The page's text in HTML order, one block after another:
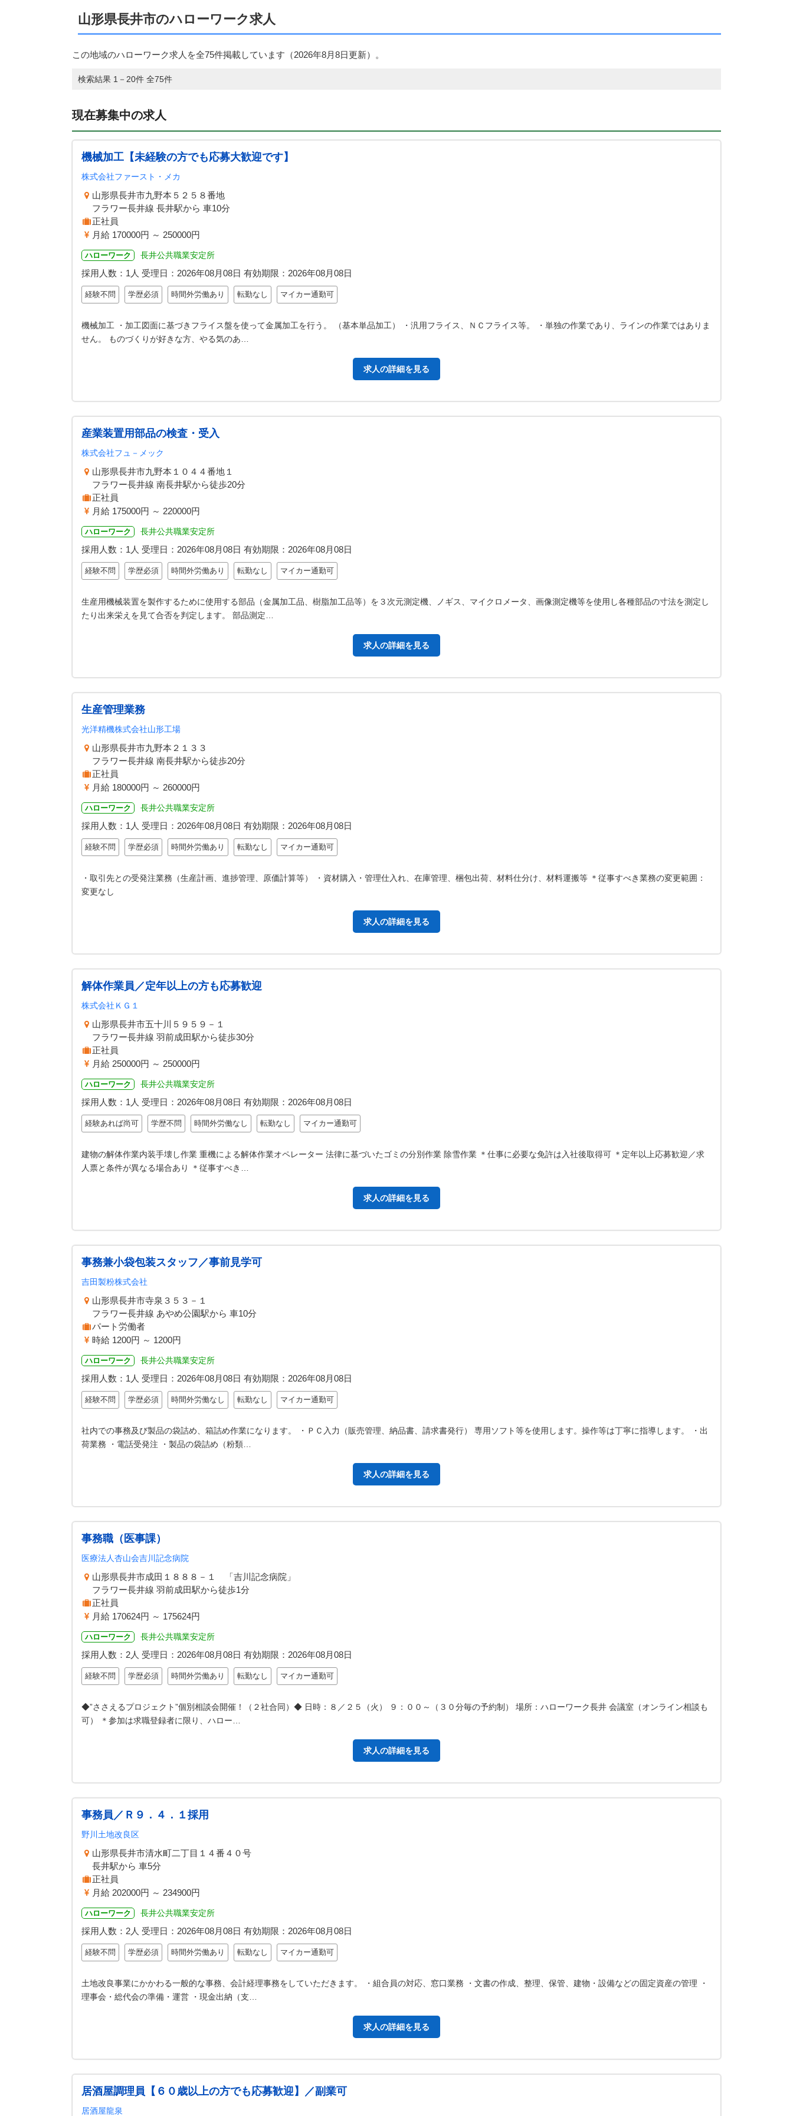
山形県長井市のハローワーク求人
この地域のハローワーク求人を全75件掲載しています（2026年8月8日更新）。
検索結果 1－20件 全75件
現在募集中の求人
機械加工【未経験の方でも応募大歓迎です】
株式会社ファースト・メカ
山形県長井市九野本５２５８番地
フラワー長井線 長井駅から 車10分
正社員
月給 170000円 ～ 250000円
ハローワーク 長井公共職業安定所
採用人数：1人 受理日： 2026年08月08日 有効期限： 2026年08月08日
経験不問 学歴必須 時間外労働あり 転勤なし マイカー通勤可
機械加工 ・加工図面に基づきフライス盤を使って金属加工を行う。 （基本単品加工） ・汎用フライス、ＮＣフライス等。 ・単独の作業であり、ラインの作業ではありま
せん。 ものづくりが好きな方、やる気のあ…
求人の詳細を見る
産業装置用部品の検査・受入
株式会社フュ－メック
山形県長井市九野本１０４４番地１
フラワー長井線 南長井駅から徒歩20分
正社員
月給 175000円 ～ 220000円
ハローワーク 長井公共職業安定所
採用人数：1人 受理日： 2026年08月08日 有効期限： 2026年08月08日
経験不問 学歴必須 時間外労働あり 転勤なし マイカー通勤可
生産用機械装置を製作するために使用する部品（金属加工品、樹脂加工品等）を３次元測定機、ノギス、マイクロメータ、画像測定機等を使用し各種部品の寸法を測定し
たり出来栄えを見て合否を判定します。 部品測定…
求人の詳細を見る
生産管理業務
光洋精機株式会社山形工場
山形県長井市九野本２１３３
フラワー長井線 南長井駅から徒歩20分
正社員
月給 180000円 ～ 260000円
ハローワーク 長井公共職業安定所
採用人数：1人 受理日： 2026年08月08日 有効期限： 2026年08月08日
経験不問 学歴必須 時間外労働あり 転勤なし マイカー通勤可
・取引先との受発注業務（生産計画、進捗管理、原価計算等） ・資材購入・管理仕入れ、在庫管理、梱包出荷、材料仕分け、材料運搬等 ＊従事すべき業務の変更範囲：
変更なし
求人の詳細を見る
解体作業員／定年以上の方も応募歓迎
株式会社ＫＧ１
山形県長井市五十川５９５９－１
フラワー長井線 羽前成田駅から徒歩30分
正社員
月給 250000円 ～ 250000円
ハローワーク 長井公共職業安定所
採用人数：1人 受理日： 2026年08月08日 有効期限： 2026年08月08日
経験あれば尚可 学歴不問 時間外労働なし 転勤なし マイカー通勤可
建物の解体作業内装手壊し作業 重機による解体作業オペレーター 法律に基づいたゴミの分別作業 除雪作業 ＊仕事に必要な免許は入社後取得可 ＊定年以上応募歓迎／求
人票と条件が異なる場合あり ＊従事すべき…
求人の詳細を見る
事務兼小袋包装スタッフ／事前見学可
吉田製粉株式会社
山形県長井市寺泉３５３－１
フラワー長井線 あやめ公園駅から 車10分
パート労働者
時給 1200円 ～ 1200円
ハローワーク 長井公共職業安定所
採用人数：1人 受理日： 2026年08月08日 有効期限： 2026年08月08日
経験不問 学歴必須 時間外労働なし 転勤なし マイカー通勤可
社内での事務及び製品の袋詰め、箱詰め作業になります。 ・ＰＣ入力（販売管理、納品書、請求書発行） 専用ソフト等を使用します。操作等は丁寧に指導します。 ・出
荷業務 ・電話受発注 ・製品の袋詰め（粉類…
求人の詳細を見る
事務職（医事課）
医療法人杏山会吉川記念病院
山形県長井市成田１８８８－１ 「吉川記念病院」
フラワー長井線 羽前成田駅から徒歩1分
正社員
月給 170624円 ～ 175624円
ハローワーク 長井公共職業安定所
採用人数：2人 受理日： 2026年08月08日 有効期限： 2026年08月08日
経験不問 学歴必須 時間外労働あり 転勤なし マイカー通勤可
◆”ささえるプロジェクト”個別相談会開催！（２社合同）◆ 日時：８／２５（火） ９：００～（３０分毎の予約制） 場所：ハローワーク長井 会議室（オンライン相談も
可） ＊参加は求職登録者に限り、ハロー…
求人の詳細を見る
事務員／Ｒ９．４．１採用
野川土地改良区
山形県長井市清水町二丁目１４番４０号
長井駅から 車5分
正社員
月給 202000円 ～ 234900円
ハローワーク 長井公共職業安定所
採用人数：2人 受理日： 2026年08月08日 有効期限： 2026年08月08日
経験不問 学歴必須 時間外労働あり 転勤なし マイカー通勤可
土地改良事業にかかわる一般的な事務、会計経理事務をしていただきます。 ・組合員の対応、窓口業務 ・文書の作成、整理、保管、建物・設備などの固定資産の管理 ・
理事会・総代会の準備・運営 ・現金出納（支…
求人の詳細を見る
居酒屋調理員【６０歳以上の方でも応募歓迎】／副業可
居酒屋龍泉